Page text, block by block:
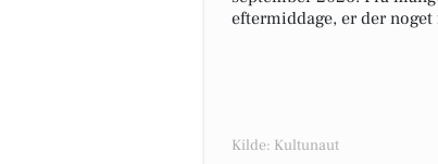
eftermiddage, er der
Kilde: Kultunaut